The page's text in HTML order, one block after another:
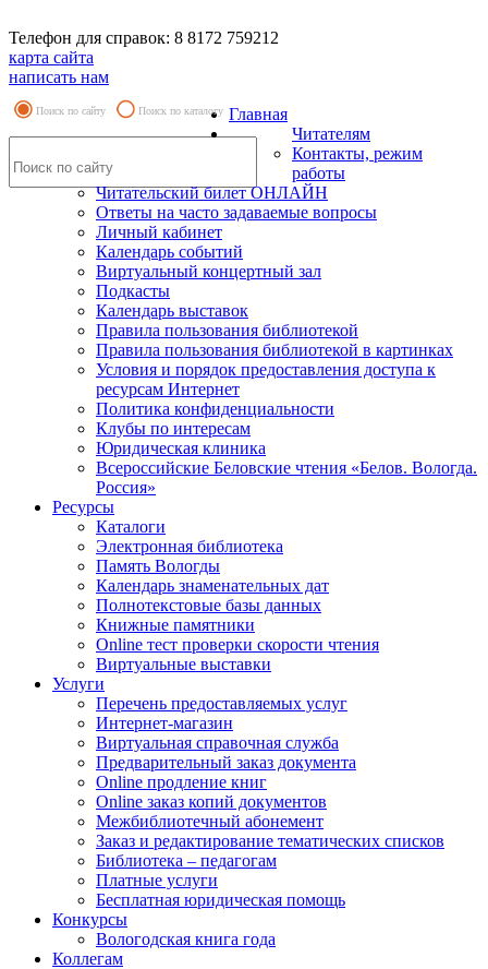
Телефон для справок: 8 8172 759212
карта сайта
написать нам
Поиск по сайту Поиск по каталогу Главная
Читателям
Контакты, режим
работы
Читательский билет ОНЛАЙН
Ответы на часто задаваемые вопросы
Личный кабинет
Календарь событий
Виртуальный концертный зал
Подкасты
Календарь выставок
Правила пользования библиотекой
Правила пользования библиотекой в картинках
Условия и порядок предоставления доступа к
ресурсам Интернет
Политика конфиденциальности
Клубы по интересам
Юридическая клиника
Всероссийские Беловские чтения «Белов. Вологда.
Россия»
Ресурсы
Каталоги
Электронная библиотека
Память Вологды
Календарь знаменательных дат
Полнотекстовые базы данных
Книжные памятники
Online тест проверки скорости чтения
Виртуальные выставки
Услуги
Перечень предоставляемых услуг
Интернет-магазин
Виртуальная справочная служба
Предварительный заказ документа
Online продление книг
Online заказ копий документов
Межбиблиотечный абонемент
Заказ и редактирование тематических списков
Библиотека – педагогам
Платные услуги
Бесплатная юридическая помощь
Конкурсы
Вологодская книга года
Коллегам